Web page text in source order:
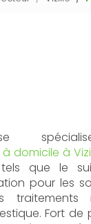
domicile à
tels que le
pour les
Fort de